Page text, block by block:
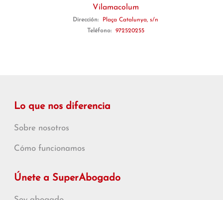
Vilamacolum
Dirección:
Plaça Catalunya, s/n
Teléfono:
972520255
Lo que nos diferencia
Sobre nosotros
Cómo funcionamos
Únete a SuperAbogado